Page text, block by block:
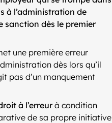
à l’administration de
sanction dès le premier
une première erreur
dès lors qu’il
pas d’un manquement
à l’erreurà condition
de sa propre initiative